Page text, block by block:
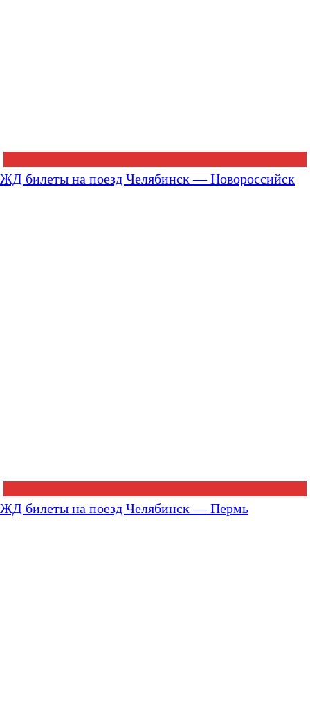
ЖД билеты на поезд Челябинск — Новороссийск
ЖД билеты на поезд Челябинск — Пермь